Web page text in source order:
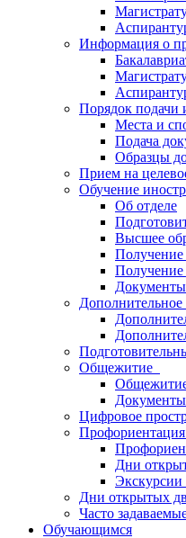
Информация о
Порядок подачи
Места и
Подача
Образцы
Прием на
Обучение
Об отделе
Высшее
Документы
Дополнительное
Общежитие
Документы
Цифровое
Профориентация
Дни
Дни открытых
Часто
Обучающимся